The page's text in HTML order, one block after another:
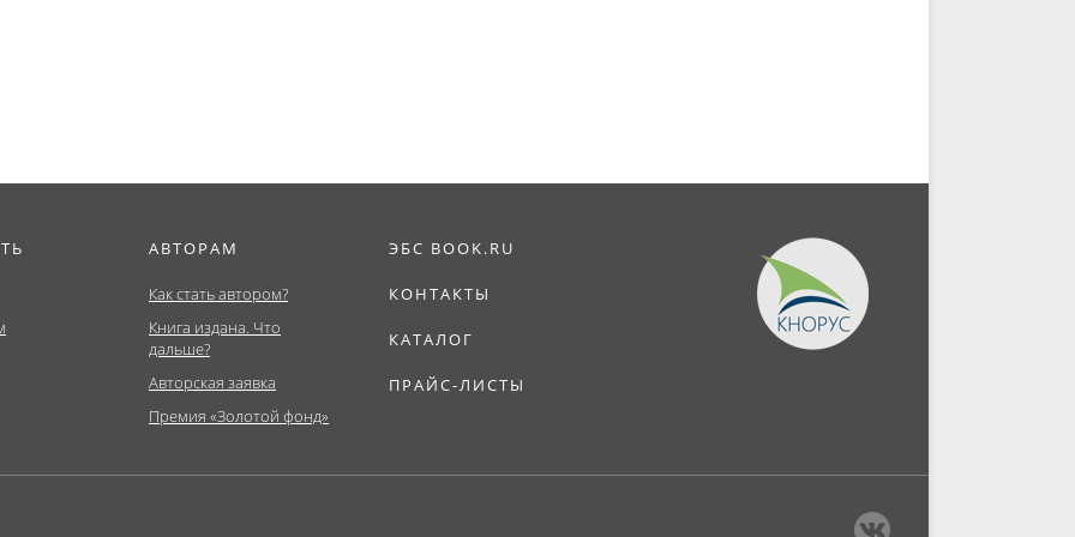
АВТОРАМ
Как стать автором?
Книга издана. Что
дальше?
Авторская заявка
Премия «Золотой фонд»
ЭБС BOOK.RU
КОНТАКТЫ
КАТАЛОГ
ПРАЙС-ЛИСТЫ